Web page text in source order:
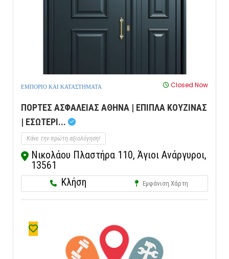
ΕΜΠΟΡΙΟ ΚΑΙ ΚΑΤΑΣΤΗΜΑΤΑ Closed Now
ΠΟΡΤΕΣ ΑΣΦΑΛΕΙΑΣ ΑΘΗΝΑ | ΕΠΙΠΛΑ ΚΟΥΖΙΝΑΣ
| ΕΣΩΤΕΡΙ...
Κάνε την πρώτη αξιολόγηση!
Νικολάου Πλαστήρα 110, Άγιοι Ανάργυροι,
13561
Κλήση
Εμφάνιση Χάρτη